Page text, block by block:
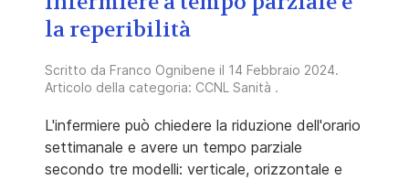
la reperibilità
Scritto da Franco Ognibene il 14 Febbraio 2024.
Articolo della categoria: CCNL Sanità .
L'infermiere può chiedere la riduzione dell'orario
settimanale e avere un tempo parziale
secondo tre modelli: verticale, orizzontale e